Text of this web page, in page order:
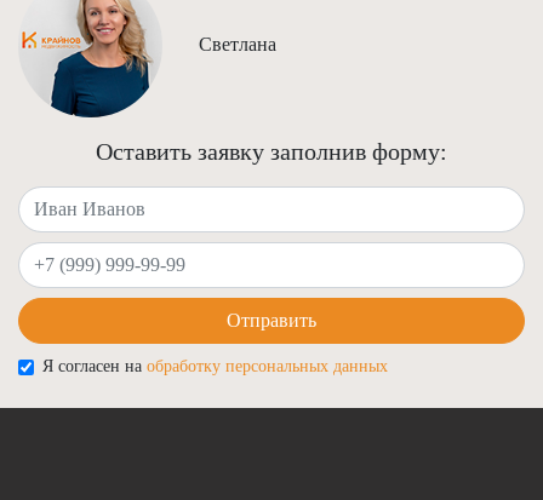
Светлана
Оставить заявку заполнив форму:
Ваше имя
Ваш телефон
Отправить
Я согласен на обработку персональных данных